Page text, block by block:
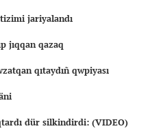
jariyalandı
jıqqan qazaq
qıtaydıñ qwpiyası
dür silkindirdi: (VIDEO)